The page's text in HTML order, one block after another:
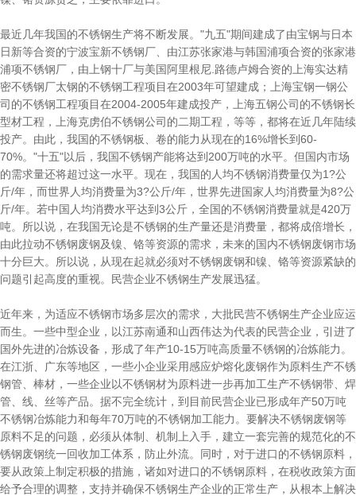
最近几年我国的不锈钢生产将不断发展。"九五"期间建成了由宝钢与日本
日新等合资的宁波宝新不锈钢厂、由江苏张家港与韩国浦项合资的张家港
浦项不锈钢厂，由上钢十厂与美国阿里根尼.路德卢姆合资的上海实达精
密不锈钢厂太钢的不锈钢工程项目在2003年可望建成；上海宝钢一钢公
司的不锈钢工程项目在2004-2005年建成投产，上海五钢公司的不锈钢长
型材工程，上海克虏伯不锈钢公司的二期工程，等等，都将在近几年陆续
投产。由此，我国的不锈钢板、卷的能力从现在的16%增长到60-
70%。"十五"以后，我国不锈钢产能将达到200万吨的水平。但国内市场
的需求量还将超过这一水平。现在，我国的人均不锈钢消费量仅为1?公
斤/年，而世界人均消费量为3?公斤/年，世界先进国家人均消费量为8?公
斤/年。若中国人均消费水平达到3公斤，全国的不锈钢消费量就是420万
吨。所以说，在我国无论是不锈钢的生产量还是消费量，都将成倍增长，
由此拉动不锈钢废钢及镍、铬等资源的需求，未来的国内不锈钢废钢市场
十分巨大。所以说，从现在起就必须对不锈钢废钢和镍、铬等资源紧缺的
问题引起高度的重视。民营企业不锈钢生产发展迅猛。
近年来，为适应不锈钢市场多层次的需求，大批民营不锈钢生产企业应运
而生。一些中型企业，以江苏南通和山西伟达为代表的民营企业，引进了
国外先进的冶炼设备，形成了年产10-15万吨高质量不锈钢的冶炼能力。
在江浙、广东等地区，一些小企业采用感应炉熔化废钢作为原料生产不锈
钢管、棒材，一些企业以不锈钢材为原料进一步再加工生产不锈钢带、焊
管、线、丝等产品。据不完全统计，到目前民营企业已形成年产50万吨
不锈钢冶炼能力和每年70万吨的不锈钢加工能力。要解决不锈钢废钢等
原料不足的问题，必须从体制、机制上入手，建立一套完善的规范化的不
锈钢废钢统一回收加工体系，防止外流。同时，对于进口的不锈钢原料，
要从政策上制定积极的措施，诸如对进口的不锈钢原料，在税收政策方面
给予合理的调整，支持并确保不锈钢生产企业的正常生产，从根本上解决